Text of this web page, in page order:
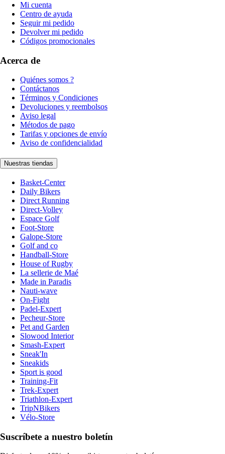
Mi cuenta
Centro de ayuda
Seguir mi pedido
Devolver mi pedido
Códigos promocionales
Acerca de
Quiénes somos ?
Contáctanos
Términos y Condiciones
Devoluciones y reembolsos
Aviso legal
Métodos de pago
Tarifas y opciones de envío
Aviso de confidencialidad
Nuestras tiendas
Basket-Center
Daily Bikers
Direct Running
Direct-Volley
Espace Golf
Foot-Store
Galope-Store
Golf and co
Handball-Store
House of Rugby
La sellerie de Maé
Made in Paradis
Nauti-wave
On-Fight
Padel-Expert
Pecheur-Store
Pet and Garden
Slowood Interior
Smash-Expert
Sneak'In
Sneakids
Sport is good
Training-Fit
Trek-Expert
Triathlon-Expert
TripNBikers
Vélo-Store
Suscríbete a nuestro boletín